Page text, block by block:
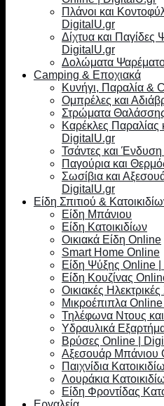
Πλάνοι και
DigitalU.gr
Δίχτυα και Παγίδες
DigitalU.gr
Δολώματα
Camping & Εποχιακά
Κυνήγι, Παραλία &
Ομπρέλες και
Στρώματα
Καρέκλες Παραλίας
DigitalU.gr
Τσάντες και
Παγούρια και
Σωσίβια και
DigitalU.gr
Είδη Σπιτιού &
Είδη Μπάνιου
Είδη Κατοικιδίων
Οικιακά Είδη Online
Smart Home Online
Είδη Ψύξης Online
Είδη Κουζίνας
Οικιακές
Μικροέπιπλα
Τηλέφωνα Ντους
Υδραυλικά
Βρύσες Online |
Αξεσουάρ Μπάνιου
Παιχνίδια
Λουράκια
Είδη Φροντίδας